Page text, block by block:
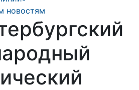
новостям